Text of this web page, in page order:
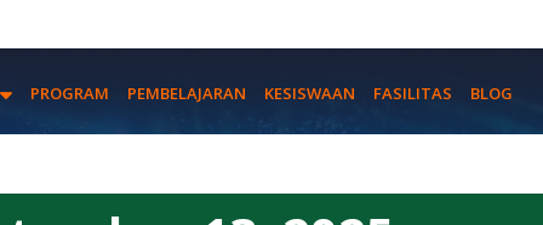
PROGRAM PEMBELAJARAN KESISWAAN FASILITAS BLOG